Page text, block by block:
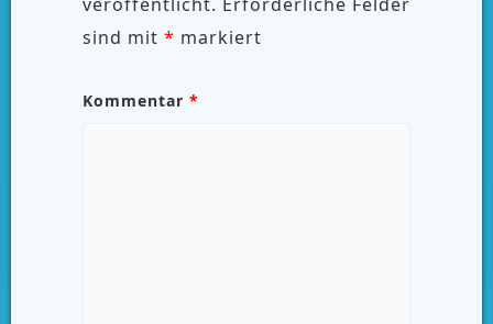
sind mit * markiert
Kommentar *